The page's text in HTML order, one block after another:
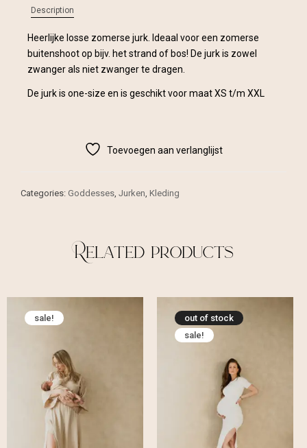
Taupe
quantity
Description
Heerlijke losse zomerse jurk. Ideaal voor een zomerse
buitenshoot op bijv. het strand of bos! De jurk is zowel
zwanger als niet zwanger te dragen.
De jurk is one-size en is geschikt voor maat XS t/m XXL
Toevoegen aan verlanglijst
Categories: Goddesses Jurken Kleding
Related products
sale!
out of stock
sale!